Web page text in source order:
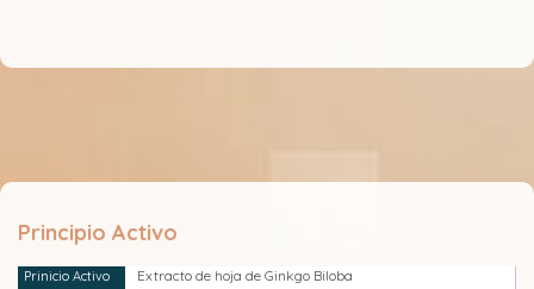
Principio Activo
Extracto de hoja de Ginkgo Biloba